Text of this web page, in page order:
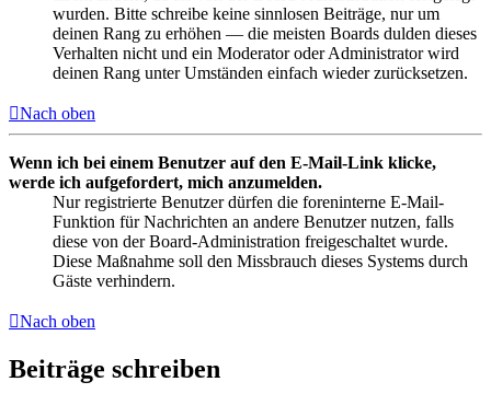
wurden. Bitte schreibe keine sinnlosen Beiträge, nur um
deinen Rang zu erhöhen — die meisten Boards dulden dieses
Verhalten nicht und ein Moderator oder Administrator wird
deinen Rang unter Umständen einfach wieder zurücksetzen.
Nach oben
Wenn ich bei einem Benutzer auf den E-Mail-Link klicke,
werde ich aufgefordert, mich anzumelden.
Nur registrierte Benutzer dürfen die foreninterne E-Mail-
Funktion für Nachrichten an andere Benutzer nutzen, falls
diese von der Board-Administration freigeschaltet wurde.
Diese Maßnahme soll den Missbrauch dieses Systems durch
Gäste verhindern.
Nach oben
Beiträge schreiben